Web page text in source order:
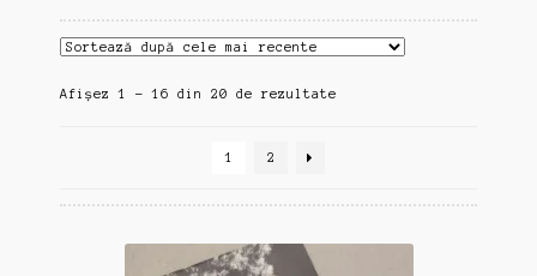
Afișez 1 - 16 din 20 de rezultateSortat
1 2